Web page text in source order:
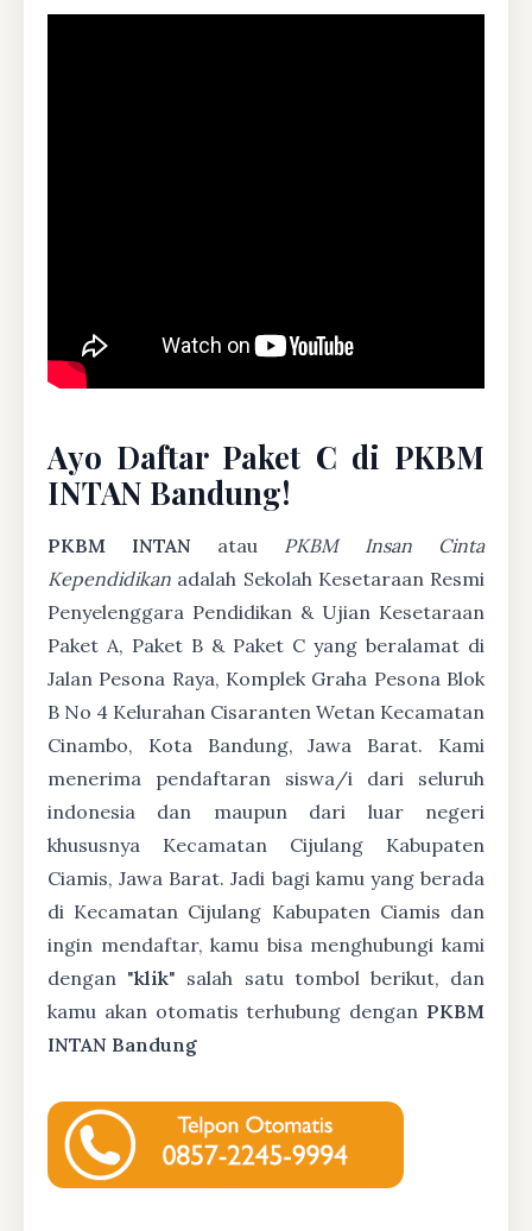
Ayo Daftar Paket C di PKBM
INTAN Bandung!
PKBM INTAN atau PKBM Insan Cinta
Kependidikan adalah Sekolah Kesetaraan Resmi
Penyelenggara Pendidikan & Ujian Kesetaraan
Paket A, Paket B & Paket C yang beralamat di
Jalan Pesona Raya, Komplek Graha Pesona Blok
B No 4 Kelurahan Cisaranten Wetan Kecamatan
Cinambo, Kota Bandung, Jawa Barat. Kami
menerima pendaftaran siswa/i dari seluruh
indonesia dan maupun dari luar negeri
khususnya Kecamatan Cijulang Kabupaten
Ciamis, Jawa Barat. Jadi bagi kamu yang berada
di Kecamatan Cijulang Kabupaten Ciamis dan
ingin mendaftar, kamu bisa menghubungi kami
dengan "klik" salah satu tombol berikut, dan
kamu akan otomatis terhubung dengan PKBM
INTAN Bandung